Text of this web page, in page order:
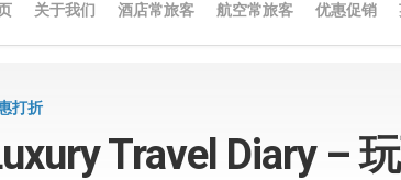
关于我们 酒店常旅客 航空常旅客 优惠促销
打折
Travel Diary –